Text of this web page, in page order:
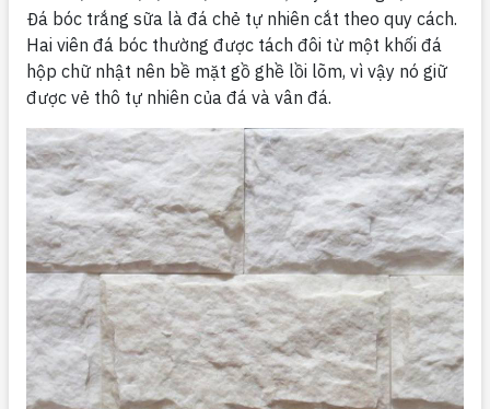
Đá bóc trắng sữa là đá chẻ tự nhiên cắt theo quy cách.
Hai viên đá bóc thường được tách đôi từ một khối đá
hộp chữ nhật nên bề mặt gồ ghề lồi lõm, vì vậy nó giữ
được vẻ thô tự nhiên của đá và vân đá.